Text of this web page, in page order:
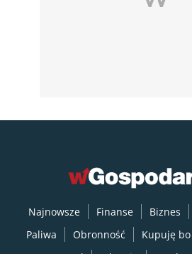
Najnowsze Finanse Biznes
Paliwa
Obronność Kupuję